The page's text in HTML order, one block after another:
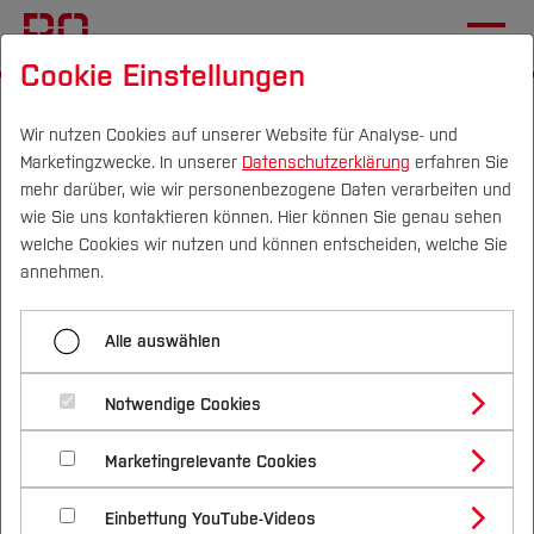
Campus Personen DE|EN Quicklinks
Studium
Studienangebote
Bachelorstudiengänge
Masterstudiengänge
Vor dem Studium
Bewerben & Einschreiben
Bewerbungsportal
Im Studium
Studienbüros und Prüfungen
Nach dem Studium
Forschung & Transfer
Profil
Forschungs- und Transferprofil
Schwerpunkte (FuT)
Beratung & Förderung
Nachhaltigkeit
Nachhaltigkeit studieren
International
Hochschulkommunikation
Newsletter (intern)
#24
Menü aufklappen
#01
#03
#04
Newsletter #24 der
Hochschule Bochum
Cookie Einstellungen
Wir nutzen Cookies auf unserer Website für Analyse- und
Marketingzwecke. In unserer Datenschutzerklärung erfahren Sie
mehr darüber, wie wir personenbezogene Daten verarbeiten und
wie Sie uns kontaktieren können. Hier können Sie genau sehen
welche Cookies wir nutzen und können entscheiden, welche Sie
annehmen.
Alle auswählen
Notwendige Cookies
Marketingrelevante Cookies
Einbettung YouTube-Videos